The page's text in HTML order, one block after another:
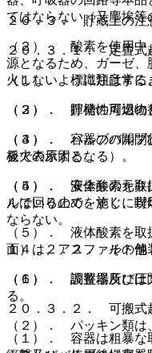
２０．３． 貯蔵上の注
２０．３．１． 定置式
（１）． 標識類は常に
（２）． 貯槽の周辺の
（３）． バルブの開閉
板で表示する。
（４）． 安全弁の元弁
ルは回り止めを施し、封
（５）． 液体酸素を取
面）は、アスファルト舗
（６）． 設置場所には
２０．３．２． 可搬式
（１）． 容器は粗暴な
てはならない（又塵埃等
（２）． 酸素を使用中
源となるため、ガーゼ
火しないように注意する
（３）． 揮発性可燃物
（４）． 容器のバルブ
発火の原因となる）。
（５）． 液体酸素を取
んでいるので、すぐに
ならない。
１４．２．２． その他
（１）． 調整器及び圧
る。
（２）． パッキン類は